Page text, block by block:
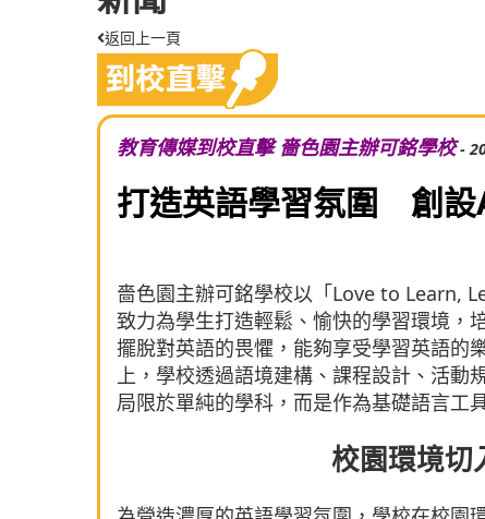
返回上一頁
教育傳媒到校直擊 嗇色園主辦可銘學校-
打造英語學習氛圍 創設
嗇色園主辦可銘學校以「Love to Learn,
致力為學生打造輕鬆、愉快的學習環境，
擺脫對英語的畏懼，能夠享受學習英語的
上，學校透過語境建構、課程設計、活動
局限於單純的學科，而是作為基礎語言工
校園環境